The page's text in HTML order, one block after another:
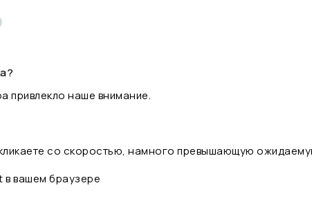
привлекло наше внимание.
со скоростью, намного превышающую
вашем браузере